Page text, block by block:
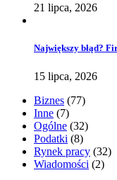
21 lipca, 2026
Największy błąd?
15 lipca, 2026
Biznes (77)
Inne (7)
Ogólne (32)
Podatki (8)
Rynek pracy (32)
Wiadomości (2)